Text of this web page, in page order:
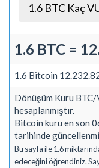
1.6 BTC Kaç
1.6 BTC =
1.6 Bitcoin
Dönüşüm Kuru
hesaplanmıştır.
Bitcoin kuru en son
tarihinde
Bu sayfa ile 1.6
edeceğini öğrendiniz.